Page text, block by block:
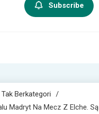
Subscribe
Tak Berkategori
Madryt Na Mecz Z Elche. Są